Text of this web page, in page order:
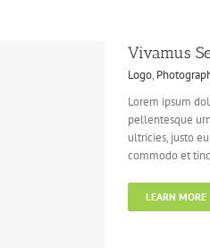
Vivamus
Logo,
Lorem ipsum
pellentesque
ultricies, justo
commodo et
LEARN MORE